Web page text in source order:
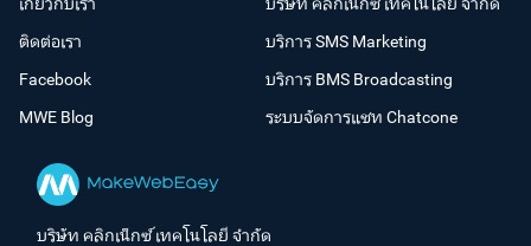
ติดต่อเรา
Facebook
MWE Blog
บริการ SMS Marketing
บริการ BMS Broadcasting
ระบบจัดการแชท Chatcone
บริษัท คลิกเน็กซ์ เทคโนโลยี จำกัด